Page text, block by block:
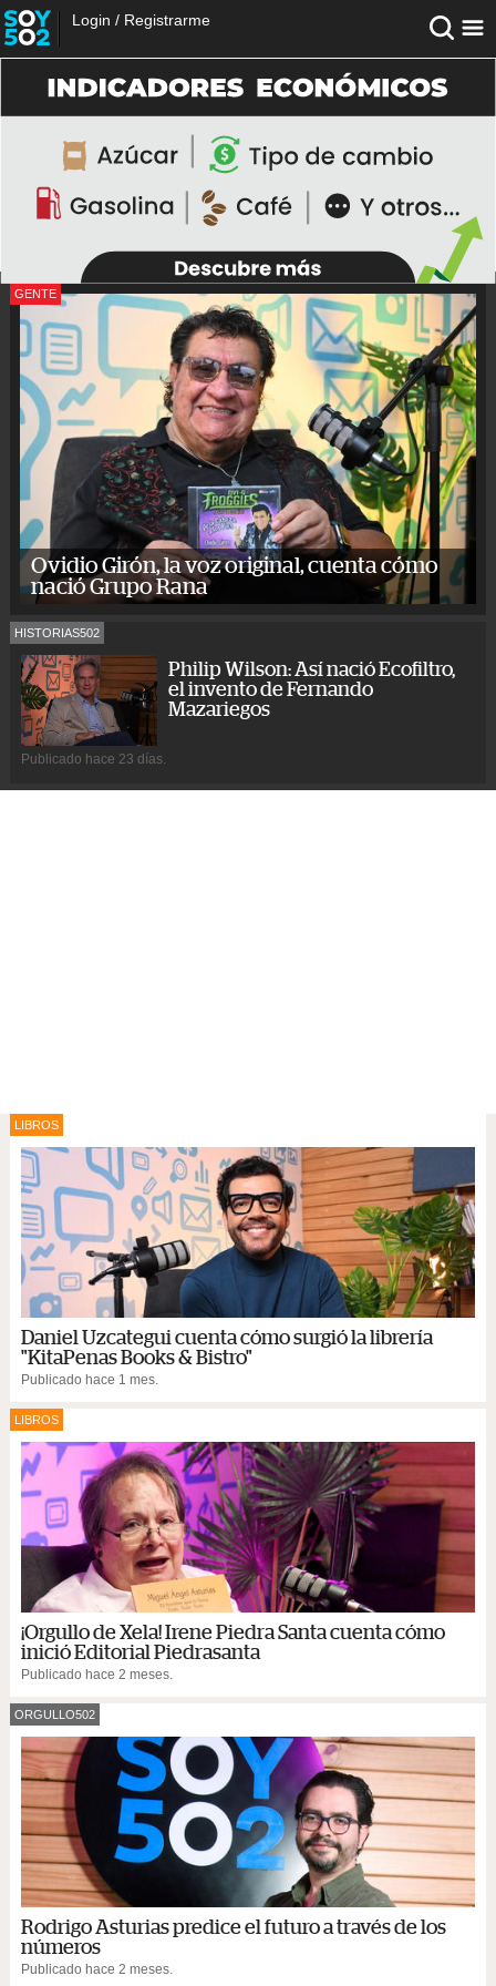
Login / Registrarme
GENTE
Ovidio Girón, la voz original, cuenta cómo
nació Grupo Rana
HISTORIAS502
Philip Wilson: Así nació Ecofiltro,
el invento de Fernando
Mazariegos
Publicado hace 23 días.
LIBROS
Daniel Uzcategui cuenta cómo surgió la librería
"KitaPenas Books & Bistro"
Publicado hace 1 mes.
LIBROS
¡Orgullo de Xela! Irene Piedra Santa cuenta cómo
inició Editorial Piedrasanta
Publicado hace 2 meses.
ORGULLO502
Rodrigo Asturias predice el futuro a través de los
números
Publicado hace 2 meses.